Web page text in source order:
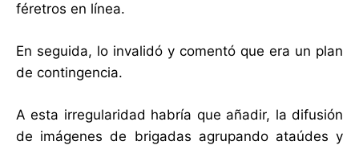
féretros en línea.
En seguida, lo invalidó y comentó que era un plan
de contingencia.
A esta irregularidad habría que añadir, la difusión
de imágenes de brigadas agrupando ataúdes y